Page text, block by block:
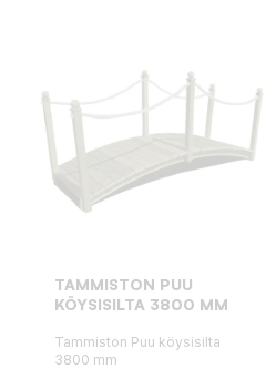
TAMMISTON PUU
KÖYSISILTA 3800 MM
Tammiston Puu köysisilta
3800 mm